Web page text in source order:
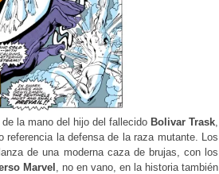
de la mano del hijo del fallecido Bolivar Trask
referencia la defensa de la raza mutante. Los
de una moderna caza de brujas, con los
Marvel
, no en vano, en la historia también